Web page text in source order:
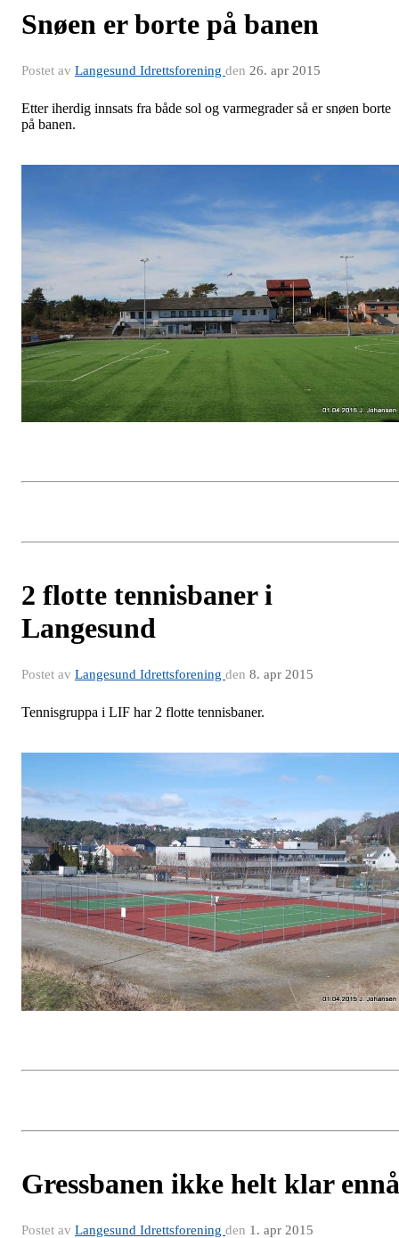
Snøen er borte på banen
Postet av Langesund Idrettsforening den 26. apr 2015
Etter iherdig innsats fra både sol og varmegrader så er snøen borte
på banen.
2 flotte tennisbaner i
Langesund
Postet av Langesund Idrettsforening den 8. apr 2015
Tennisgruppa i LIF har 2 flotte tennisbaner.
Gressbanen ikke helt klar ennå
Postet av Langesund Idrettsforening den 1. apr 2015